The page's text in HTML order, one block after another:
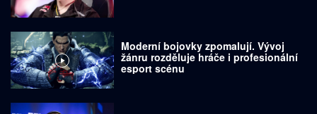
Moderní bojovky zpomalují. Vývoj
žánru rozděluje hráče i profesionální
esport scénu